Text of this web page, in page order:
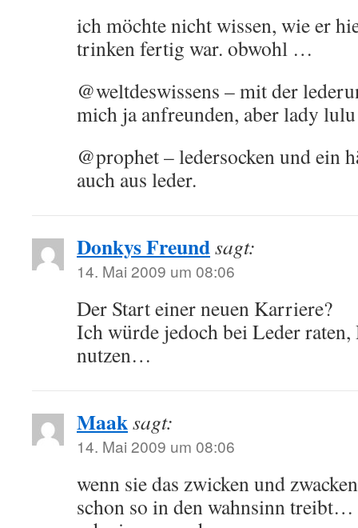
ich möchte nicht wissen, wie er
trinken fertig war. obwohl …
@weltdeswissens – mit der
mich ja anfreunden, aber lady
@prophet – ledersocken und ein
auch aus leder.
Donkys Freundsagt:
14. Mai 2009 um 08:06
Der Start einer neuen Karriere?
Ich würde jedoch bei Leder raten,
nutzen…
Maaksagt:
14. Mai 2009 um 08:06
wenn sie das zwicken und
schon so in den wahnsinn